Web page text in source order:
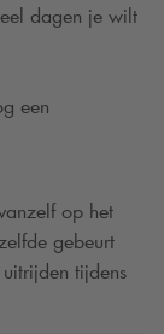
dagen je wilt
een
op het
gebeurt
tijdens